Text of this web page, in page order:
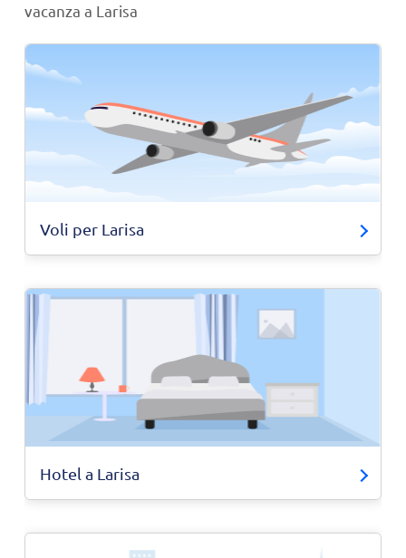
vacanza a Larisa
Voli per Larisa
Hotel a Larisa